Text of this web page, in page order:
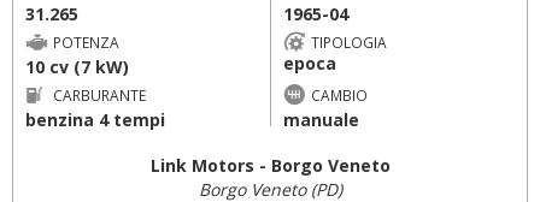
31.265 1965-04
POTENZA
10 cv (7 kW)
TIPOLOGIA
epoca
CARBURANTE
benzina 4 tempi
CAMBIO
manuale
Link Motors - Borgo Veneto
Borgo Veneto (PD)